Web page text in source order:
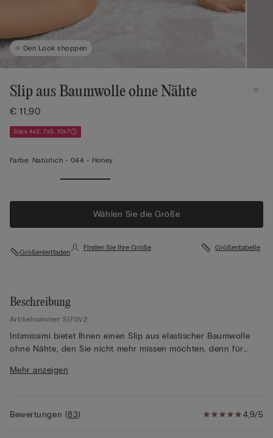
Den Look shoppen
Slip aus Baumwolle ohne Nähte
€ 11,90
Slips 4x3, 7x5, 10x7
Farbe: Natürlich - 044 - Honey
Wählen Sie die Größe
Größenleitfaden
Finden Sie Ihre Größe Größentabelle
Beschreibung
Artikelnummer: SI70V2
Intimissimi bietet Ihnen einen Slip aus elastischer Baumwolle
ohne Nähte, den Sie nicht mehr missen möchten, denn für
aus Baumwolle ohne Nähte die perfekte Wahl. Unter enger
aus Baumwolle ist ebenfalls ohne Nähte aufgesetzt, sodass Sie
Mehr anzeigen
4,9/5
Bewertungen (83)